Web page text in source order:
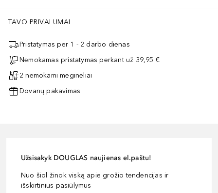
TAVO PRIVALUMAI
Pristatymas per 1 - 2 darbo dienas
Nemokamas pristatymas perkant už 39,95 €
2 nemokami mėginėliai
Dovanų pakavimas
Užsisakyk DOUGLAS naujienas el.paštu!
Nuo šiol žinok viską apie grožio tendencijas ir
išskirtinius pasiūlymus